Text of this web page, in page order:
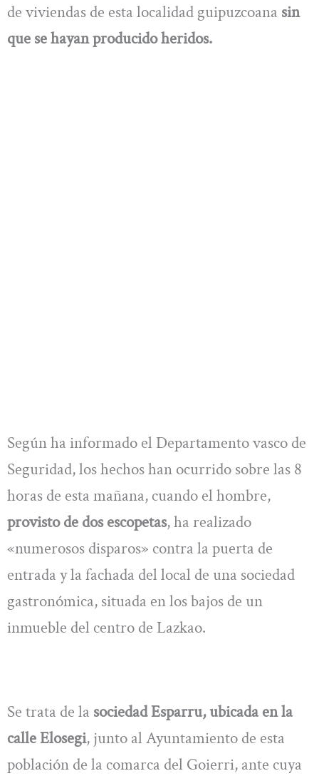
de viviendas de esta localidad guipuzcoana sin
que se hayan producido heridos.
Según ha informado el Departamento vasco de
Seguridad, los hechos han ocurrido sobre las 8
horas de esta mañana, cuando el hombre,
provisto de dos escopetas, ha realizado
«numerosos disparos» contra la puerta de
entrada y la fachada del local de una sociedad
gastronómica, situada en los bajos de un
inmueble del centro de Lazkao.
Se trata de la sociedad Esparru, ubicada en la
calle Elosegi, junto al Ayuntamiento de esta
población de la comarca del Goierri, ante cuya